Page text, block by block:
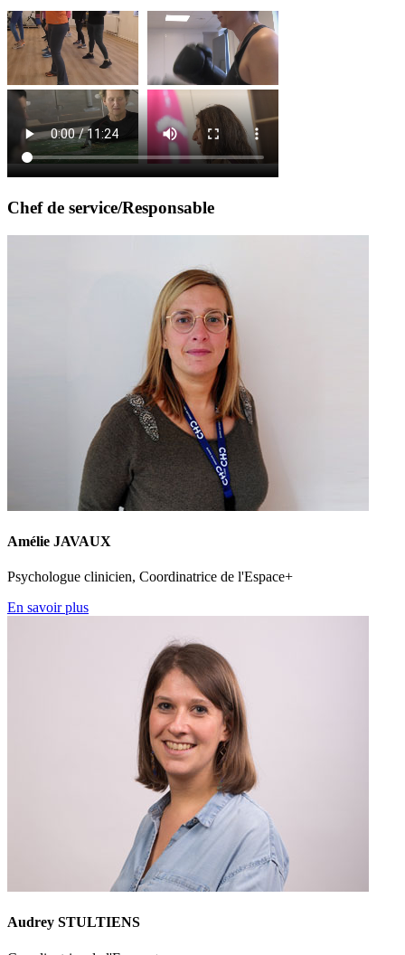
Chef de service/Responsable
Amélie JAVAUX
Psychologue clinicien, Coordinatrice de l'Espace+
En savoir plus
Audrey STULTIENS